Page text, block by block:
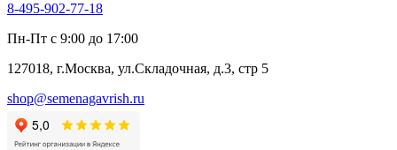
Алтей
Анис
Бессмертник
Валериана
Валерианелла
Гибискус лекарственный
Девясил
Душица
8-495-902-77-18
Пн-Пт с 9:00 до 17:00
127018, г.Москва, ул.Складочная, д.3, стр 5
shop@semenagavrish.ru